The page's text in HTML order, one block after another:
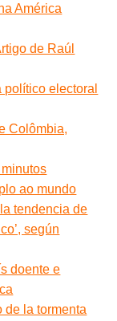
América
de Raúl
electoral
Colômbia,
ao mundo
tendencia de
según
doente e
de la tormenta